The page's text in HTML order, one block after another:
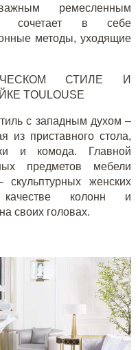
ремесленным
сочетает в себе
методы, уходящие
СТИЛЕ И
TOULOUSE
с западным духом –
из приставного стола,
и комода. Главной
предметов мебели
скульптурных женских
колонн и
своих головах.